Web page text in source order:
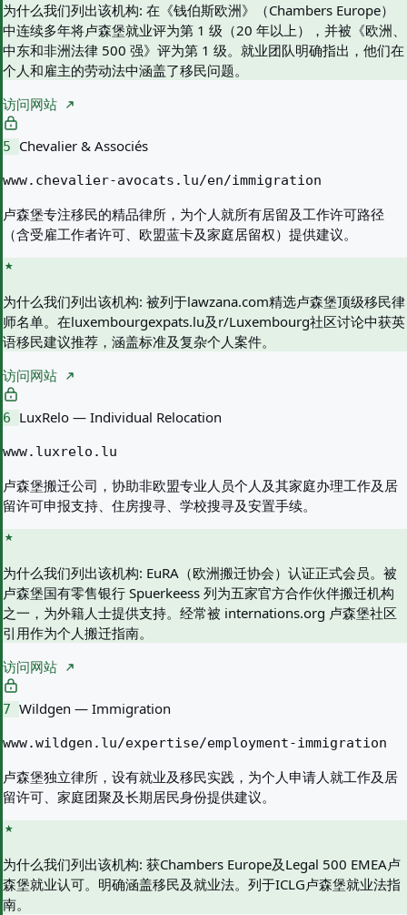
为什么我们列出该机构: 在《钱伯斯欧洲》（Chambers Europe）
中连续多年将卢森堡就业评为第 1 级（20 年以上），并被《欧洲、
中东和非洲法律 500 强》评为第 1 级。就业团队明确指出，他们在
个人和雇主的劳动法中涵盖了移民问题。
访问网站
5 Chevalier & Associés
www.chevalier-avocats.lu/en/immigration
卢森堡专注移民的精品律所，为个人就所有居留及工作许可路径
（含受雇工作者许可、欧盟蓝卡及家庭居留权）提供建议。
为什么我们列出该机构: 被列于lawzana.com精选卢森堡顶级移民律
师名单。在luxembourgexpats.lu及r/Luxembourg社区讨论中获英
语移民建议推荐，涵盖标准及复杂个人案件。
访问网站
6 LuxRelo — Individual Relocation
www.luxrelo.lu
卢森堡搬迁公司，协助非欧盟专业人员个人及其家庭办理工作及居
留许可申报支持、住房搜寻、学校搜寻及安置手续。
为什么我们列出该机构: EuRA（欧洲搬迁协会）认证正式会员。被
卢森堡国有零售银行 Spuerkeess 列为五家官方合作伙伴搬迁机构
之一，为外籍人士提供支持。经常被 internations.org 卢森堡社区
引用作为个人搬迁指南。
访问网站
7 Wildgen — Immigration
www.wildgen.lu/expertise/employment-immigration
卢森堡独立律所，设有就业及移民实践，为个人申请人就工作及居
留许可、家庭团聚及长期居民身份提供建议。
为什么我们列出该机构: 获Chambers Europe及Legal 500 EMEA卢
森堡就业认可。明确涵盖移民及就业法。列于ICLG卢森堡就业法指
南。